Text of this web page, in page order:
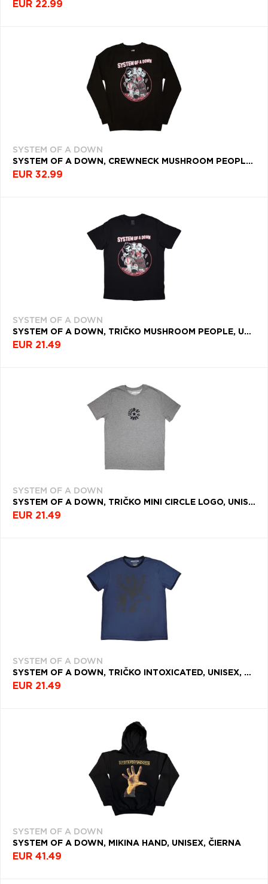
EUR 22.99
SYSTEM OF A DOWN
SYSTEM OF A DOWN, CREWNECK MUSHROOM PEOPLE, UNISEX, ČIERNA
EUR 32.99
SYSTEM OF A DOWN
SYSTEM OF A DOWN, TRIČKO MUSHROOM PEOPLE, UNISEX, ČIERNA
EUR 21.49
SYSTEM OF A DOWN
SYSTEM OF A DOWN, TRIČKO MINI CIRCLE LOGO, UNISEX, ŠEDÁ
EUR 21.49
SYSTEM OF A DOWN
SYSTEM OF A DOWN, TRIČKO INTOXICATED, UNISEX, MODRÁ
EUR 21.49
SYSTEM OF A DOWN
SYSTEM OF A DOWN, MIKINA HAND, UNISEX, ČIERNA
EUR 41.49